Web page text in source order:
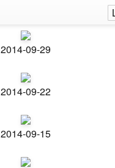
2014-09-29
2014-09-22
2014-09-15